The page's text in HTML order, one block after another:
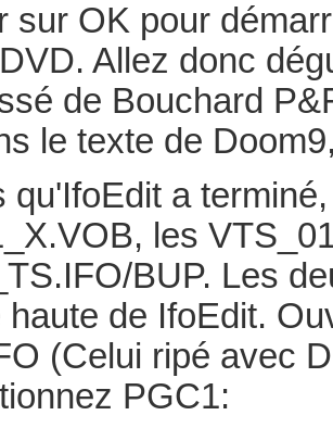
sur OK pour
Allez donc
de Bouchard
le texte de
qu'IfoEdit a
les
BUP. Les
haute de IfoEdit.
(Celui ripé avec
PGC1: